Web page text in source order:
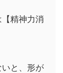
精神力消
と、形が